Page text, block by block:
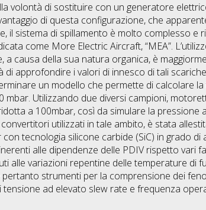
volontà di sostituire con un generatore
di questa configurazione, che
il sistema di spillamento è molto complesso e
come More Electric Aircraft, “MEA”.
causa della sua natura organica, è
di approfondire i valori di innesco di tali
un modello che permette di calcolare
mbar. Utilizzando due diversi campioni,
a 100mbar, così da simulare la pressione
utilizzati in tale ambito, è stata
tecnologia silicone carbide (SiC) in grado
alle dipendenze delle PDIV rispetto vari
alle variazioni repentine delle temperature di
strumenti per la comprensione dei
ad elevato slew rate e frequenza